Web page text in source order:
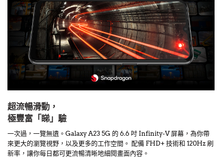
超流暢滑動，
極豐富「睇」驗
一次過，一覽無遺。Galaxy A23 5G 的 6.6 吋 Infinity-V 屏幕，為你帶
來更大的瀏覽視野，以及更多的工作空間。 配備 FHD+ 技術和 120Hz 刷
新率，讓你每日都可更流暢清晰地細閱畫面內容。